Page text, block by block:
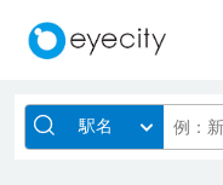
駅名